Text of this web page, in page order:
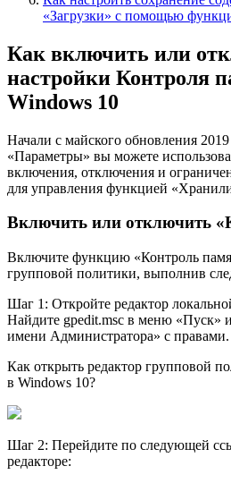
«Загрузки» с помощью
Как включить или
настройки Контроля
Windows 10
Начали с майского обновления
«Параметры» вы можете
включения, отключения и
для управления функцией
Включить или отключить
Включите функцию «Контроль
групповой политики, выполнив
Шаг 1: Откройте редактор
Найдите gpedit.msc в меню «Пуск»
имени Администратора» с правами.
Как открыть редактор групповой
в Windows 10?
Шаг 2: Перейдите по следующей
редакторе: